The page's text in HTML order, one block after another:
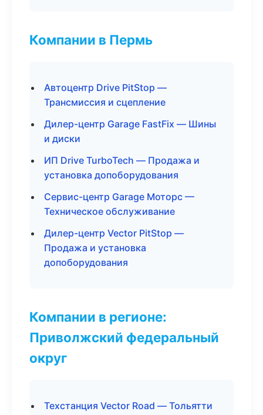
Компании в Пермь
Автоцентр Drive PitStop —
Трансмиссия и сцепление
Дилер-центр Garage FastFix — Шины
и диски
ИП Drive TurboTech — Продажа и
установка допоборудования
Сервис-центр Garage Моторс —
Техническое обслуживание
Дилер-центр Vector PitStop —
Продажа и установка
допоборудования
Компании в регионе:
Приволжский федеральный
округ
Техстанция Vector Road — Тольятти